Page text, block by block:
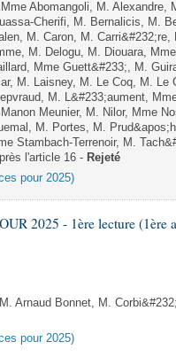
Abomangoli, M. Alexandre,
Cherifi, M. Bernalicis, M.
M. Caron, M.
M. Delogu, M. Diouara,
Mme Guett&#233;, M.
M. Laisney, M. Le Coq, M. Le
M. L&#233;aument,
Meunier, M. Nilor, Mme
M. Portes, M.
Stambach-Terrenoir, M.
l'article 16 - Rejeté
pour 2025)
2025 - 1ère lecture (1ère
Arnaud Bonnet, M.
pour 2025)